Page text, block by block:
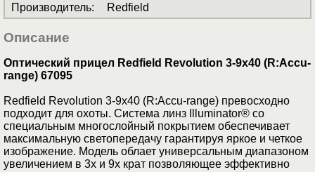
Производитель: Redfield
Описание
Оптический прицел Redfield Revolution 3-9x40 (R:Accu-
range) 67095
Redfield Revolution 3-9x40 (R:Accu-range) превосходно
подходит для охоты. Система линз Illuminator® со
специальным многослойный покрытием обеспечивает
максимальную светопередачу гарантируя яркое и четкое
изображение. Модель облает универсальным диапазоном
увеличением в 3х и 9х крат позволяющее эффективно